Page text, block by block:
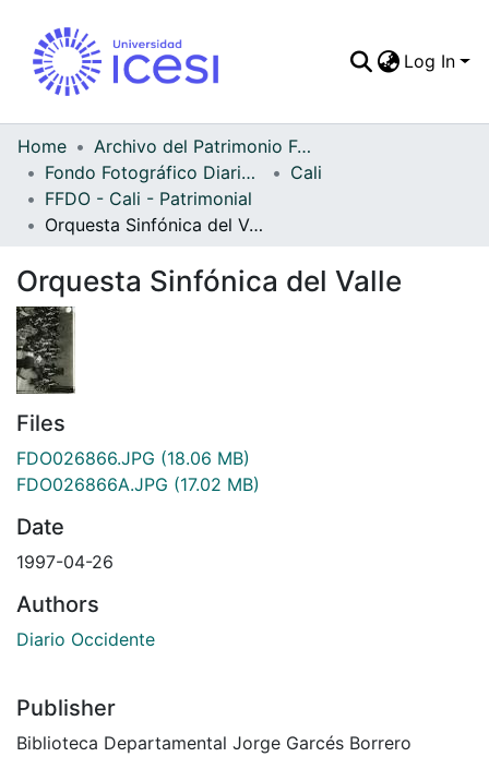
Statistics
Log In
Home
Archivo del Patrimonio Fotográfico y Fílmico del Valle del Cauca
Fondo Fotográfico Diario Occidente
Cali
FFDO - Cali - Patrimonial
Orquesta Sinfónica del Valle
Orquesta Sinfónica del Valle
Files
FDO026866.JPG (18.06 MB)
FDO026866A.JPG (17.02 MB)
Date
1997-04-26
Authors
Diario Occidente
Publisher
Biblioteca Departamental Jorge Garcés Borrero